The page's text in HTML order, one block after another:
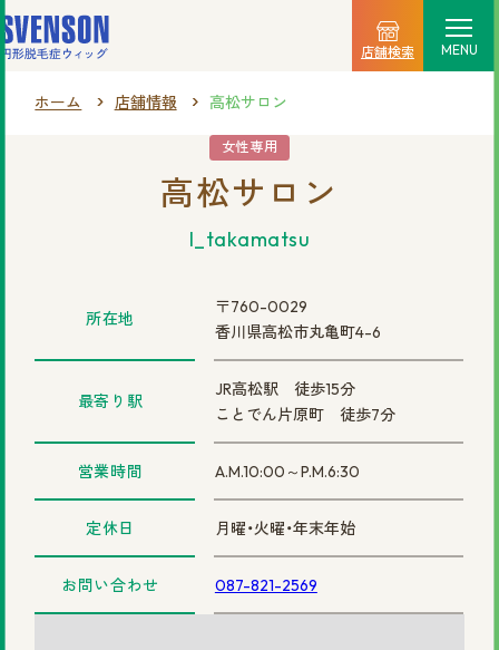
店舗検索 MENU
店舗情報
新着情報
まずは無料相談を！
ご相談・店舗予約はこちら
ホーム 店舗情報 高松サロン
女性専用
高松サロン
l_takamatsu
所在地
〒760-0029
香川県高松市丸亀町4-6
最寄り駅
JR高松駅 徒歩15分
ことでん片原町 徒歩7分
営業時間 A.M.10:00～P.M.6:30
定休日 月曜・火曜・年末年始
お問い合わせ 087-821-2569